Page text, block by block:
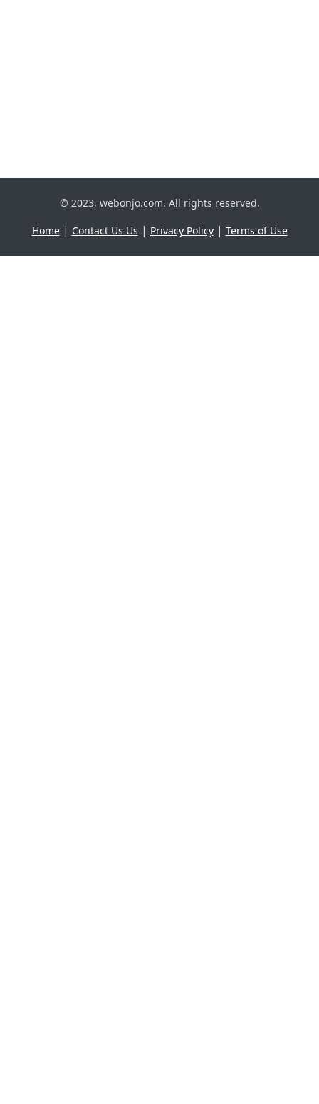
© 2023, webonjo.com. All rights reserved.
Home| Contact Us Us | Privacy Policy| Terms of Use